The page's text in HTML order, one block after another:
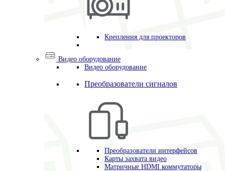
Крепления для проекторов
Видео оборудование
Видео оборудование
Преобразователи сигналов
Преобразователи интерфейсов
Карты захвата видео
Матричные HDMI коммутаторы